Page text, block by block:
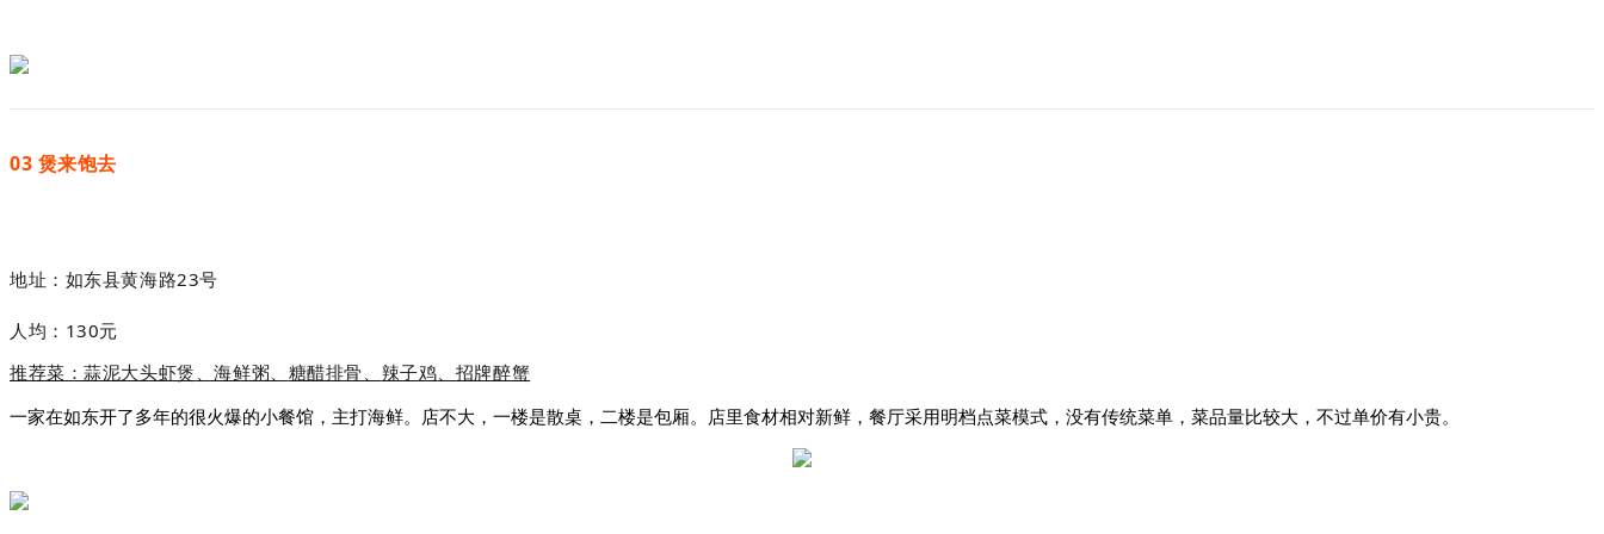
03 煲来饱去
地址： 如东县黄海路23号
人均：130元
推荐菜：蒜泥大头虾煲 、海鲜粥、 糖醋排骨、 辣子鸡、招牌醉蟹
一家在如东开了多年的很火爆的小餐馆，主打海鲜。店不大，一楼是散桌，二楼是包厢。店里食材相对新鲜， 餐厅采用明档点菜模式，没有传统菜单，菜品量比较大，不过单价有小贵。